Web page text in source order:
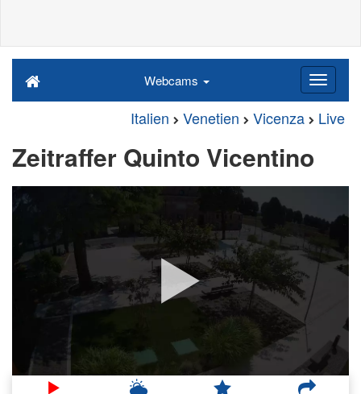
Webcams
Italien Venetien Vicenza Live
Zeitraffer Quinto Vicentino